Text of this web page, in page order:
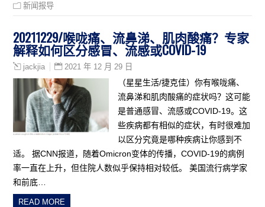
新闻报导
20211229/喉咙痛、流鼻涕、肌肉酸痛？专家
解释如何区分感冒、流感或COVID-19
jackjia 2021 年 12 月 29 日
（星星生活/捷克佳）你有喉咙痛、
流鼻涕和肌肉酸痛的症状吗？这可能
是普通感冒、流感或COVID-19。这
些疾病都有相似的症状，有时很难加
以区分究竟是哪种疾病让你感到不
适。 据CNN报道，随着Omicron变体的传播，COVID-19的病例
率一直在上升，但住院人数似乎保持相对较低。 美国流行病学家
和前底…
READ MORE